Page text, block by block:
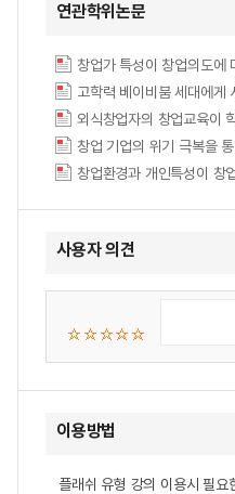
연관학위논문
창업가 특성이 창업의도에
고학력 베이비붐 세대에게
외식창업자의 창업교육이
사용자 의견
이용방법
플래쉬 유형 강의 이용시 필요